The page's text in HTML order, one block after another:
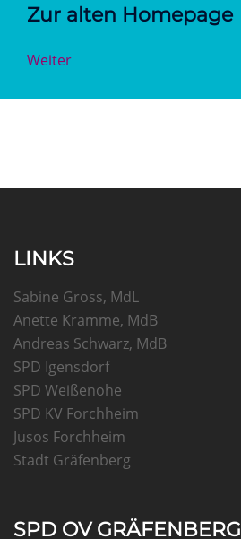
Zur alten Homepage
Weiter
LINKS
Sabine Gross, MdL
Anette Kramme, MdB
Andreas Schwarz, MdB
SPD Igensdorf
SPD Weißenohe
SPD KV Forchheim
Jusos Forchheim
Stadt Gräfenberg
SPD OV GRÄFENBERG